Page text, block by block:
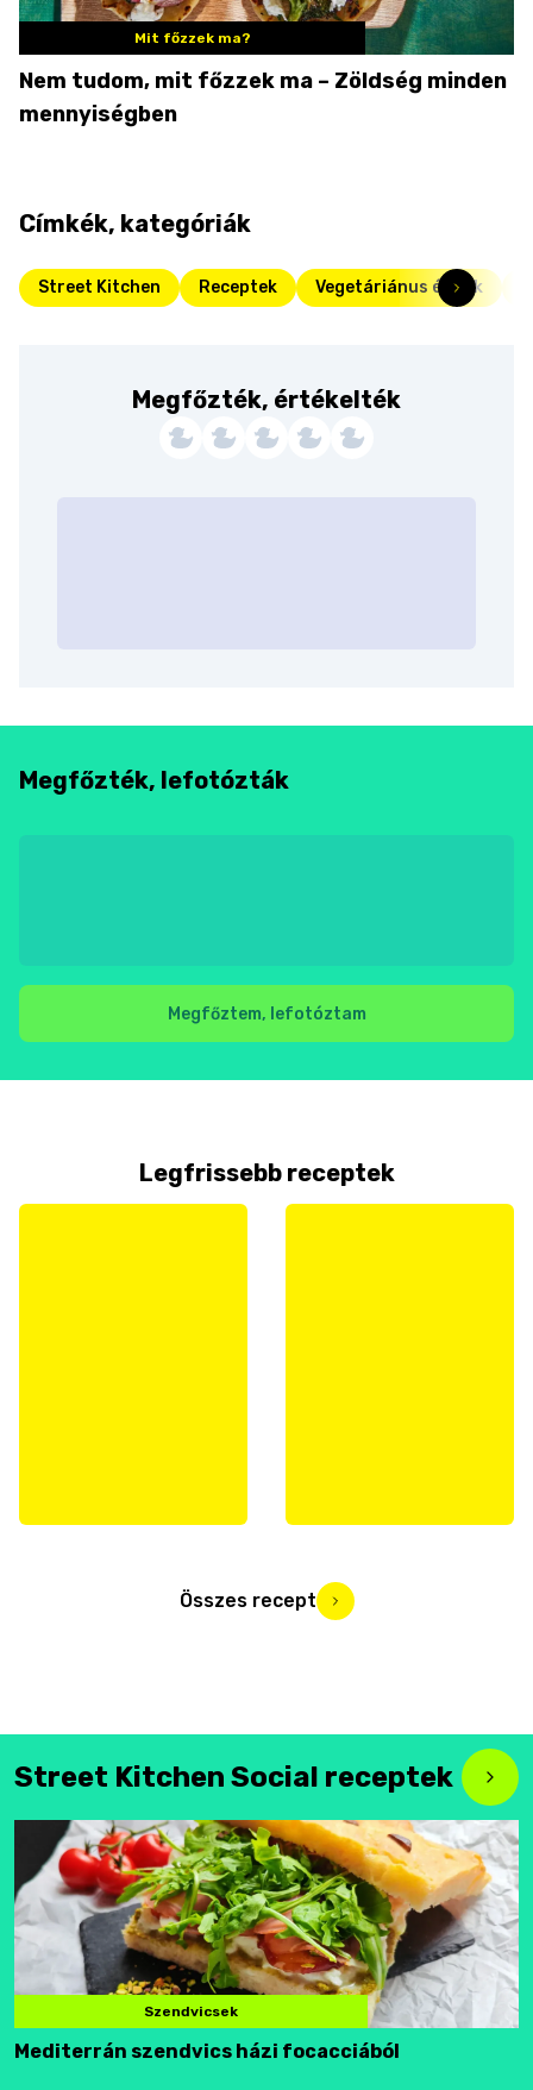
Mit főzzek ma?
Nem tudom, mit főzzek ma – Zöldség minden
mennyiségben
Címkék, kategóriák
Street Kitchen Receptek Vegetáriánus ételek
Megfőzték, értékelték
Megfőzték, lefotózták
Megfőztem, lefotóztam
Legfrissebb receptek
Összes recept
Street Kitchen Social receptek
Szendvicsek
Mediterrán szendvics házi focacciából